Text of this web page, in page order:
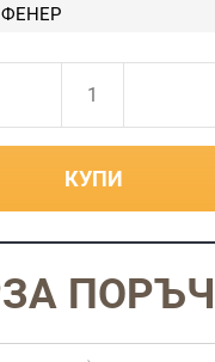
за
Акумулаторен
Винтоверт
Vermark
Starke
24V
4aH
КУПИ